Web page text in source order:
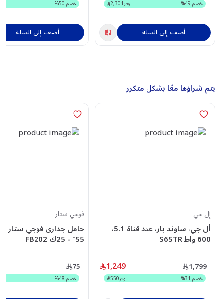
خصم49
% وفر2,301
أضف إلى السلة
خصم 50
%
أضف إلى السلة
يتم شراؤها معًا بشكل متكرر
إل جي
أل جي، ساوند بار، عدد قناة 5.1،
600 واط S65TR
1,249 1,799
خصم 31
% وفر550
فوجي ستار
55" - 25ك FB202
75
خصم 48
%